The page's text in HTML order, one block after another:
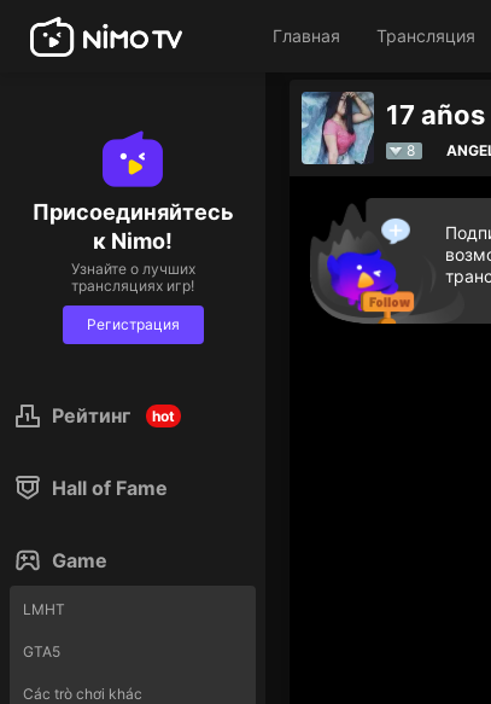
Главная Трансляция
Присоединяйтесь
к Nimo!
Узнайте о лучших
трансляциях игр!
Регистрация
Рейтинг hot
Hall of Fame
Game
LMHT
GTA5
Các trò chơi khác
Дарите
8